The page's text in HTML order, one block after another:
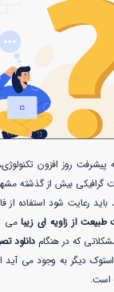
پیشرفت روز افزون
گرافیکی بیش از گذشته
رعایت شود استفاده از
طبیعت از زاویه ای زیبامی
که در هنگام دانلود
دیگر به وجود می آید
است.